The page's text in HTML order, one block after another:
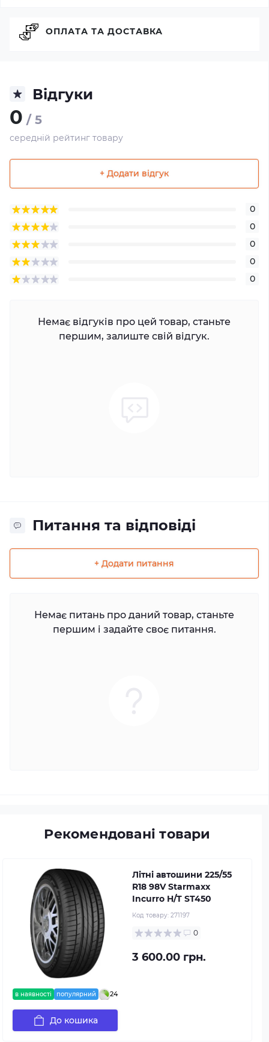
Відгуки
0 / 5
середній рейтинг товару
+ Додати відгук
0
0
0
0
0
Немає відгуків про цей товар, станьте
першим, залиште свій відгук.
Питання та відповіді
+ Додати питання
Немає питань про даний товар, станьте
першим і задайте своє питання.
ОПЛАТА ТА ДОСТАВКА
Рекомендовані товари
в наявності популярний 24
Літні автошини 225/55
R18 98V Starmaxx
Incurro H/T ST450
Код товару: 271197
0
3 600.00 грн.
До кошика